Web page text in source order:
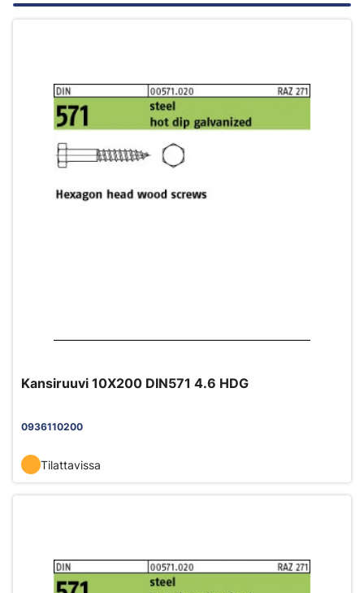
Kansiruuvi 10X200 DIN571 4.6 HDG
0936110200
Tilattavissa